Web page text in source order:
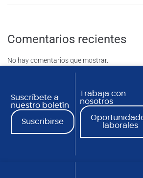
Comentarios recientes
No hay comentarios que mostrar.
Suscríbete a
nuestro boletín
Suscribirse
Trabaja con
nosotros
laborales